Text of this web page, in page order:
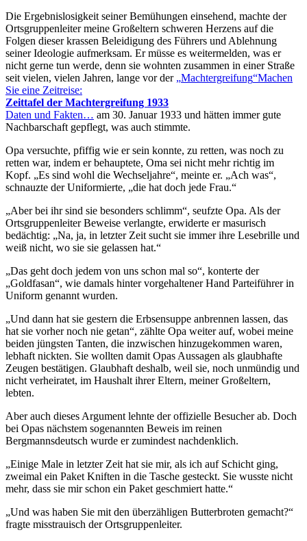
Die Ergebnislosigkeit seiner Bemühungen einsehend, machte der
Ortsgruppenleiter meine Großeltern schweren Herzens auf die
Folgen dieser krassen Beleidigung des Führers und Ablehnung
seiner Ideologie aufmerksam. Er müsse es weitermelden, was er
nicht gerne tun werde, denn sie wohnten zusammen in einer Straße
seit vielen, vielen Jahren, lange vor der Machtergreifung Machen
Sie eine Zeitreise:
Zeittafel der Machtergreifung 1933
Daten und Fakten… am 30. Januar 1933 und hätten immer gute
Nachbarschaft gepflegt, was auch stimmte.
Opa versuchte, pfiffig wie er sein konnte, zu retten, was noch zu
retten war, indem er behauptete, Oma sei nicht mehr richtig im
Kopf.
Es sind wohl die Wechseljahre , meinte er. Ach was ,
schnauzte der Uniformierte,
die hat doch jede Frau.
Aber bei ihr sind sie besonders schlimm , seufzte Opa. Als der
Ortsgruppenleiter Beweise verlangte, erwiderte er masurisch
bedächtig:
Na, ja, in letzter Zeit sucht sie immer ihre Lesebrille und
weiß nicht, wo sie sie gelassen hat.
Das geht doch jedem von uns schon mal so , konterte der
Goldfasan , wie damals hinter vorgehaltener Hand Parteiführer in
Uniform genannt wurden.
Und dann hat sie gestern die Erbsensuppe anbrennen lassen, das
hat sie vorher noch nie getan , zählte Opa weiter auf, wobei meine
beiden jüngsten Tanten, die inzwischen hinzugekommen waren,
lebhaft nickten. Sie wollten damit Opas Aussagen als glaubhafte
Zeugen bestätigen. Glaubhaft deshalb, weil sie, noch unmündig und
nicht verheiratet, im Haushalt ihrer Eltern, meiner Großeltern,
lebten.
Aber auch dieses Argument lehnte der offizielle Besucher ab. Doch
bei Opas nächstem sogenannten Beweis im reinen
Bergmannsdeutsch wurde er zumindest nachdenklich.
Einige Male in letzter Zeit hat sie mir, als ich auf Schicht ging,
zweimal ein Paket Kniften in die Tasche gesteckt. Sie wusste nicht
mehr, dass sie mir schon ein Paket geschmiert hatte.
Und was haben Sie mit den überzähligen Butterbroten gemacht?
fragte misstrauisch der Ortsgruppenleiter.